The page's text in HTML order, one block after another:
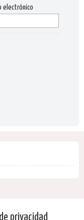
electrónico
privacidad